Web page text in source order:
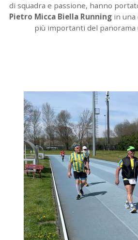
di squadra e passione, hanno
Pietro Micca Biella Runningin una
più importanti del panorama